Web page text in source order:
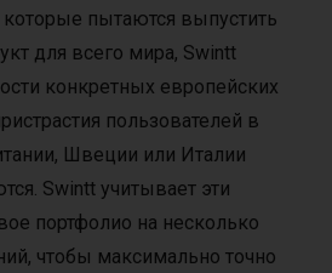
пытаются выпустить
для всего мира, Swintt
конкретных европейских
пользователей в
Швеции или Италии
Swintt учитывает эти
портфолио на несколько
чтобы максимально точно